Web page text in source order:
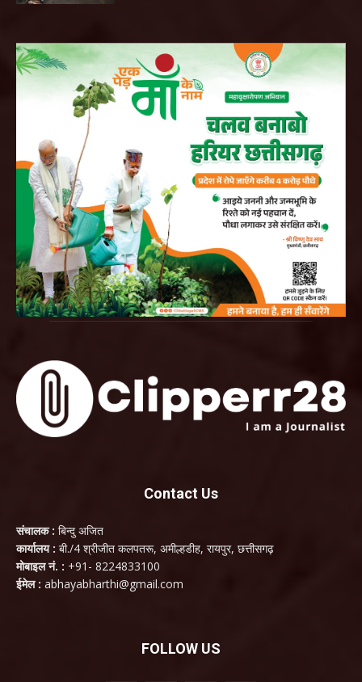
Contact Us
संचालक : बिन्दु अजित
कार्यालय : बी./4 श्रीजीत कलपतरू, अमील्हडीह, रायपुर, छत्तीसगढ़
मोबाइल नं. : +91- 8224833100
ईमेल : abhayabharthi@gmail.com
FOLLOW US